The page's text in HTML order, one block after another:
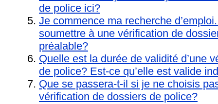
de police ici?
Je commence ma recherche
soumettre à une vérification de
préalable?
Quelle est la durée de validité d’une
de police? Est‑ce qu’elle est valide
Que se passera-t-il si je ne choisis
vérification de dossiers de police?